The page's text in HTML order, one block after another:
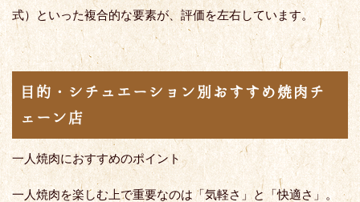
式）といった複合的な要素が、評価を左右しています。
目的・シチュエーション別おすすめ焼肉チ
ェーン店
一人焼肉におすすめのポイント
一人焼肉を楽しむ上で重要なのは「気軽さ」と「快適さ」。